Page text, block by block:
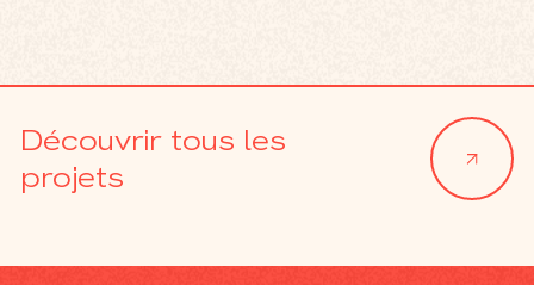
Découvrir tous les
projets